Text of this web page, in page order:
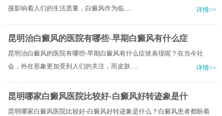
接影响着人们的生活质量，白癜风作为临.....
详情>>
昆明治白癜风的医院有哪些-早期白癜风有什么症
昆明治白癜风的医院有哪些-早期白癜风有什么症状表现呢？在当今社
会，外在形象更加受到人们的关注，而皮肤.....
详情>>
昆明哪家白癜风医院比较好-白癜风好转迹象是什
昆明哪家白癜风医院比较好-白癜风好转迹象是什么？白癜风患者都盼着